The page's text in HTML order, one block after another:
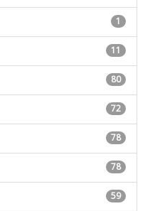
1
11
80
72
78
78
59